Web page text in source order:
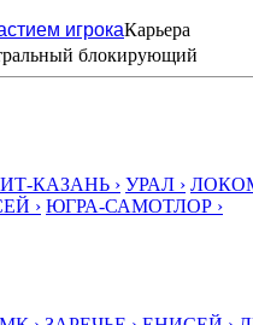
игрокаКарьера
блокирующий
КАЗАНЬ › УРАЛ ›
› ЮГРА-САМОТЛОР ›